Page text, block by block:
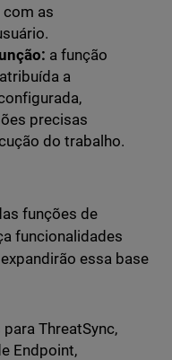
as
a função
a
precisas
do trabalho.
funções de
funcionalidades
essa base
para ThreatSync,
Endpoint,